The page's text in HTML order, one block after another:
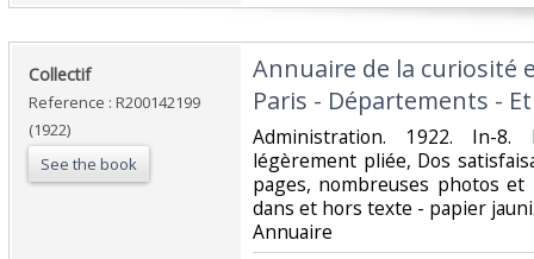
‎Collectif‎
Reference : R200142199
(1922)
See the book
‎Annuaire de la curiosité
Paris - Départements -
‎Administration. 1922. In-8.
légèrement pliée, Dos
pages, nombreuses photos
dans et hors texte - papier
Annuaire‎